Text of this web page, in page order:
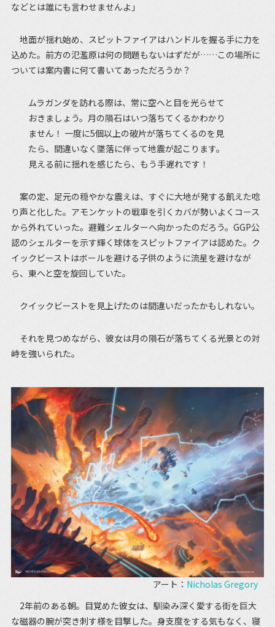
などとは誰にも言わせませんよ」
地面が揺れ始め、スピットファイアはハンドルを握る手に力を
込めた。前方の氾濫原は何の問題もないはずだが……この場所に
ついては案内書に何て書いてあっただろうか？
ムラガンダを訪れる際は、常に空へと目を光らせて
おきましょう。月の隕石はいつ落ちてくるかわかり
ません！ 一度に5個以上の破片が落ちてくるのを見
たら、間違いなく墜落に伴って地震が起こります。
見える前に揺れを感じたら、もう手遅れです！
案の定、足元の穏やかな震えは、すぐに大地が発する飢えた唸
り声と化した。アモンケットの戦車を引くカバが勢いよくコース
から外れていった。避難シェルターへ向かったのだろう。GGP公
認のシェルターを示す輝く球体をスピットファイアは認めた。ク
イックビーストはボールを避ける子供のように流星を避けなが
ら、東へと空を旋回していた。
クイックビーストを見上げたのは間違いだったかもしれない。
それを見つめながら、彼女は月の隕石が落ちてくる光景との対
峙を強いられた。
アート： Nicholas Gregory
2年前のある朝。目覚めた彼女は、馴染み深く愛する街を巨大
な磁器の腕が突き刺す様を目撃した。身支度をする気もなく、寝